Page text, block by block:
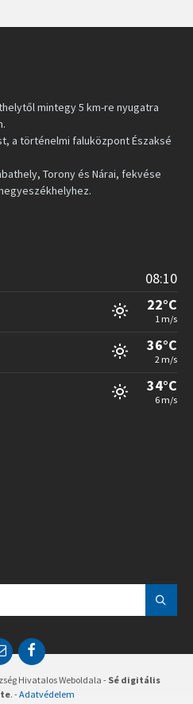
mintegy 5 km-re nyugatra
a történelmi faluközpont Északsé
Torony és Nárai, fekvése
08:10
22°C
1 m/s
36°C
2 m/s
34°C
6 m/s
E
m
a
i
F
a
c
e
Hivatalos Weboldala - Sé digitális
. -Adatvédelem